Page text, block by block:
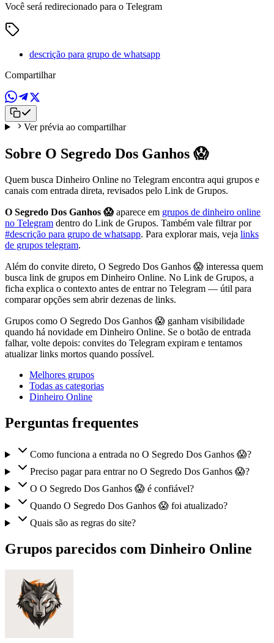
Você será redirecionado para o Telegram
descrição para grupo de whatsapp
Compartilhar
Ver prévia ao compartilhar
Sobre O Segredo Dos Ganhos 😱
Quem busca Dinheiro Online no Telegram encontra aqui grupos e
canais com entrada direta, revisados pelo Link de Grupos.
O Segredo Dos Ganhos 😱 aparece em grupos de dinheiro online
no Telegram dentro do Link de Grupos. Também vale filtrar por
#descrição para grupo de whatsapp. Para explorar mais, veja links
de grupos telegram.
Além do convite direto, O Segredo Dos Ganhos 😱 interessa quem
busca link de grupos em Dinheiro Online. No Link de Grupos, a
ficha explica o contexto antes de entrar no Telegram — útil para
comparar opções sem abrir dezenas de links.
Grupos como O Segredo Dos Ganhos 😱 ganham visibilidade
quando há novidade em Dinheiro Online. Se o botão de entrada
falhar, volte depois: convites do Telegram expiram e tentamos
atualizar links mortos quando possível.
Melhores grupos
Todas as categorias
Dinheiro Online
Perguntas frequentes
Como funciona a entrada no O Segredo Dos Ganhos 😱?
Preciso pagar para entrar no O Segredo Dos Ganhos 😱?
O O Segredo Dos Ganhos 😱 é confiável?
Quando O Segredo Dos Ganhos 😱 foi atualizado?
Quais são as regras do site?
Grupos parecidos com Dinheiro Online